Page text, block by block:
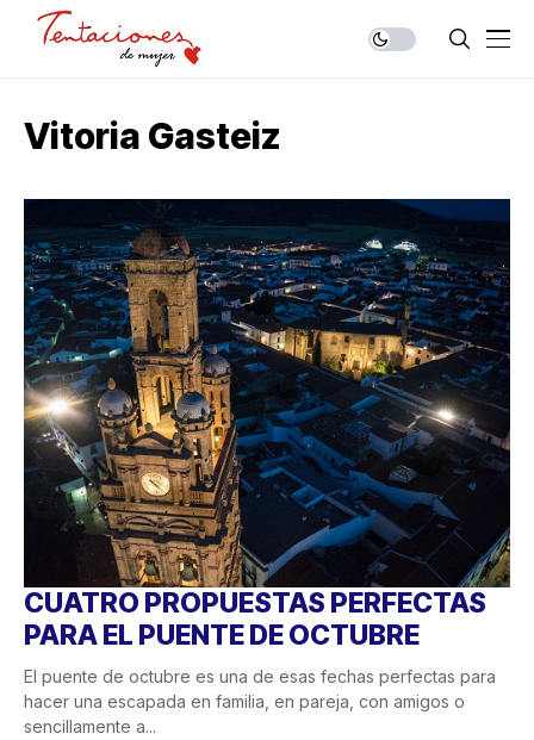
Vitoria Gasteiz
CUATRO PROPUESTAS PERFECTAS
PARA EL PUENTE DE OCTUBRE
El puente de octubre es una de esas fechas perfectas para
hacer una escapada en familia, en pareja, con amigos o
sencillamente a...